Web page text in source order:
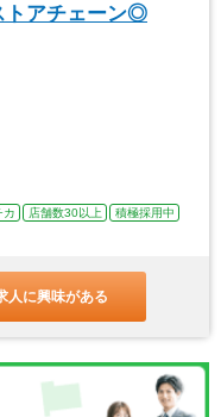
トアチェーン◎
カ 店舗数30以上
積極採用中
人に興味がある